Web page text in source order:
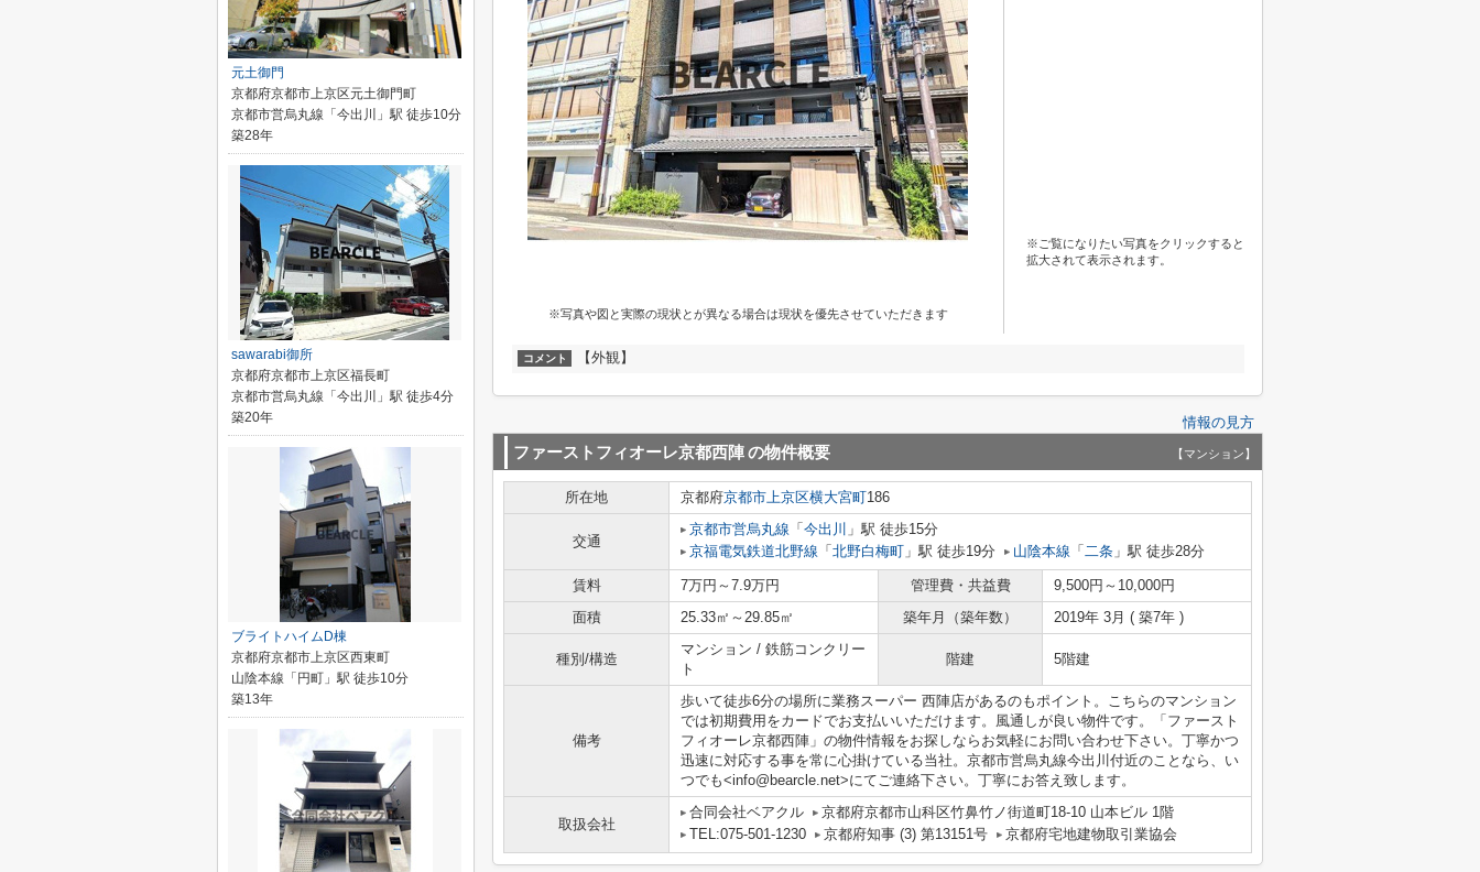
※写真や図と実際の現状とが異なる場合は現状を優先させていただきます
※ご覧になりたい写真をクリックすると
拡大されて表示されます。
コメント 【外観】
情報の見方
ファーストフィオーレ京都西陣の物件概要 【マンション】
所在地 京都府京都市上京区横大宮町186
交通
京都市営烏丸線 「 今出川 」駅 徒歩15分
京福電気鉄道北野線 「 北野白梅町 」駅 徒歩19分 山陰本線 「 二条 」駅 徒歩28分
賃料 7万円～7.9万円 管理費・共益費
9,500円～10,000円
面積
25.33㎡～29.85㎡ 築年月（築年数） 2019年 3月 ( 築7年 )
種別/構造
マンション / 鉄筋コンクリー
ト
階建 5階建
備考
歩いて徒歩6分の場所に業務スーパー 西陣店があるのもポイント。こちらのマンション
では初期費用をカードでお支払いいただけます。風通しが良い物件です。「ファースト
フィオーレ京都西陣」の物件情報をお探しならお気軽にお問い合わせ下さい。丁寧かつ
迅速に対応する事を常に心掛けている当社。京都市営烏丸線今出川付近のことなら、い
つでも<info@bearcle.net>にてご連絡下さい。丁寧にお答え致します。
取扱会社
合同会社ベアクル
京都府京都市山科区竹鼻竹ノ街道町18-10 山本ビル 1階
TEL:075-501-1230
京都府知事 (3) 第13151号 京都府宅地建物取引業協会
元土御門
京都府京都市上京区元土御門町
京都市営烏丸線「今出川」駅 徒歩10分
築28年
sawarabi御所
京都府京都市上京区福長町
京都市営烏丸線「今出川」駅 徒歩4分
築20年
ブライトハイムD棟
京都府京都市上京区西東町
山陰本線「円町」駅 徒歩10分
築13年